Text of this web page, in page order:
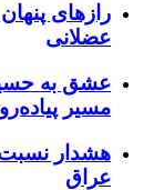
رازهای
عضلانی
عشق به
مسیر
هشدار نسبت
عراق